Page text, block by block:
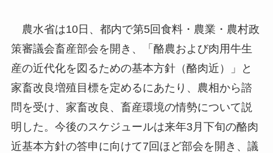
農水省は10日、都内で第5回食料・農業・農村政
策審議会畜産部会を開き、「酪農および肉用牛生
産の近代化を図るための基本方針（酪肉近）」と
家畜改良増殖目標を定めるにあたり、農相から諮
問を受け、家畜改良、畜産環境の情勢について説
明した。今後のスケジュールは来年3月下旬の酪肉
近基本方針の答申に向けて7回ほど部会を開き、議